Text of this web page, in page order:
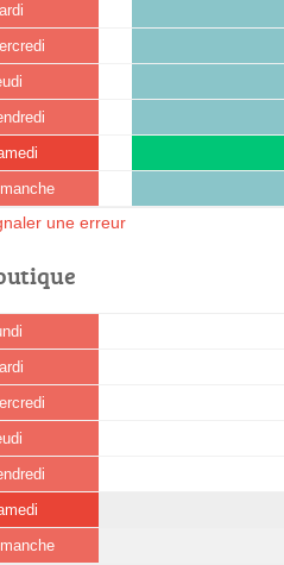
une erreur